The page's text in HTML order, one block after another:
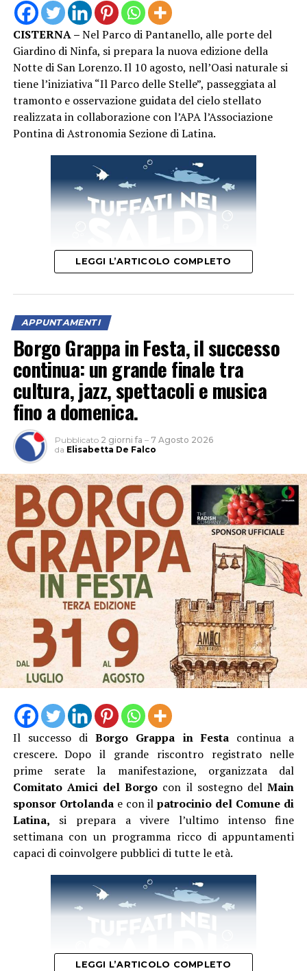
luogo di incontro e condivisione, con una nuova serata
capace di richiamare una significativa presenza di
pubblico nel centro storico di San Felice Circeo. “Un
Mare di Cinema” proseguirà con i prossimi
appuntamenti in programma, continuando a unire
cinema, cultura e territorio nelle serate estive di San
Felice Circeo.
CISTERNA –Nel Parco di Pantanello, alle porte del
Giardino di Ninfa, si prepara la nuova edizione della
Notte di San Lorenzo. Il 10 agosto, nell’Oasi naturale si
tiene l’iniziativa “Il Parco delle Stelle”, passeggiata al
tramonto e osservazione guidata del cielo stellato
realizzata in collaborazione con l’APA l’Associazione
Pontina di Astronomia Sezione di Latina.
“Un’occasione per vivere la natura al calar del sole e
scoprire le meraviglie del cielo notturno tra stelle,
costellazioni e pianeti”, è l’invito della Fondazione
Caetani. Nel parco naturale non c’è inquinamento
luminoso e la volta celeste appare ancora più
spettacolare.
L’ingresso con unico orario alle 19 Dalle 19:15 alle
20:45, l’escursione, poi la pausa per cena al sacco, quindi
dalle 21:20 alle 23:00 l’ Osservazione guidata del cielo
stellato con gli esperti dell’APA.
Biglietto 10 euro.
LEGGI L’ARTICOLO COMPLETO
APPUNTAMENTI
Borgo Grappa in Festa, il successo
continua: un grande finale tra
cultura, jazz, spettacoli e musica
fino a domenica.
Pubblicato 2 giorni fa – 7 Agosto 2026
da Elisabetta De Falco
Il successo diBorgo Grappa in Festacontinua a
crescere. Dopo il grande riscontro registrato nelle
prime serate la manifestazione, organizzata dal
Comitato Amici del Borgo con il sostegno delMain
sponsor Ortolandae con ilpatrocinio del Comune di
Latina, si prepara a vivere l’ultimo intenso fine
settimana con un programma ricco di appuntamenti
capaci di coinvolgere pubblici di tutte le età.
LEGGI L’ARTICOLO COMPLETO